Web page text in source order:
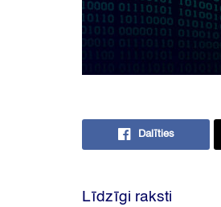
Dalīties
Līdzīgi raksti